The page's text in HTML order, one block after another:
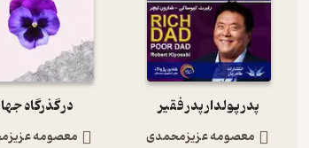
پدر پولدار پدر فقیر
معصومه عزیزمحمدی
در گذرگاه
معصومه